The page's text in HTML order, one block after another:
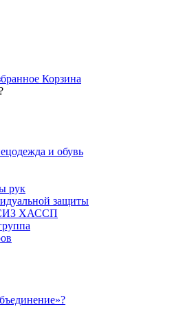
Корзина
и обувь
рук
защиты
ХАССП